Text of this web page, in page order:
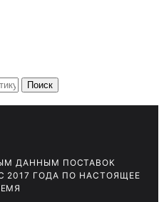
Поиск
ДАННЫМ ПОСТАВОК
ГОДА ПО НАСТОЯЩЕЕ